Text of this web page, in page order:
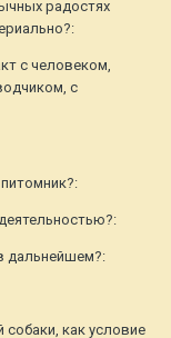
радостях
с человеком,
с
дальнейшем?:
как условие